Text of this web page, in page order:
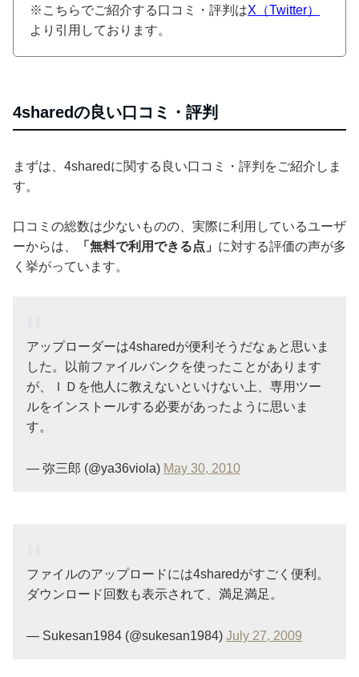
※こちらでご紹介する口コミ・評判はX（Twitter）
より引用しております。
4sharedの良い口コミ・評判
まずは、4sharedに関する良い口コミ・評判をご紹介しま
す。
口コミの総数は少ないものの、実際に利用しているユーザ
ーからは、
「無料で利用できる点」 に対する評価の声が多
く挙がっています。
アップローダーは4sharedが便利そうだなぁと思いま
した。以前ファイルバンクを使ったことがあります
が、ＩＤを他人に教えないといけない上、専用ツー
ルをインストールする必要があったように思いま
す。
— 弥三郎 (@ya36viola) May 30, 2010
ファイルのアップロードには4sharedがすごく便利。
ダウンロード回数も表示されて、満足満足。
— Sukesan1984 (@sukesan1984) July 27, 2009